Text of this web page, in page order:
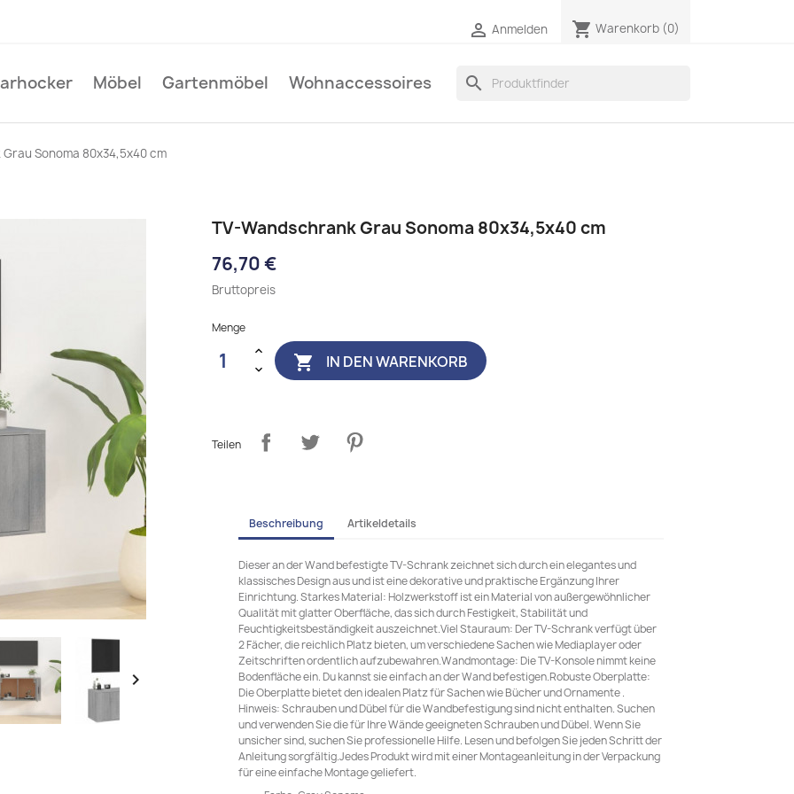
 Anmelden shopping_cart Warenkorb (0)
Möbel Gartenmöbel Wohnaccessoires search
Sonoma 80x34,5x40 cm

TV-Wandschrank Grau Sonoma 80x34,5x40 cm
76,70 €
Bruttopreis
Menge
 IN DEN WARENKORB
Teilen
Beschreibung Artikeldetails
Dieser an der Wand befestigte TV-Schrank zeichnet sich durch ein elegantes und
klassisches Design aus und ist eine dekorative und praktische Ergänzung Ihrer
Einrichtung. Starkes Material: Holzwerkstoff ist ein Material von außergewöhnlicher
Qualität mit glatter Oberfläche, das sich durch Festigkeit, Stabilität und
Feuchtigkeitsbeständigkeit auszeichnet.Viel Stauraum: Der TV-Schrank verfügt über
2 Fächer, die reichlich Platz bieten, um verschiedene Sachen wie Mediaplayer oder
Zeitschriften ordentlich aufzubewahren.Wandmontage: Die TV-Konsole nimmt keine
Bodenfläche ein. Du kannst sie einfach an der Wand befestigen.Robuste Oberplatte:
Die Oberplatte bietet den idealen Platz für Sachen wie Bücher und Ornamente .
Hinweis: Schrauben und Dübel für die Wandbefestigung sind nicht enthalten. Suchen
und verwenden Sie die für Ihre Wände geeigneten Schrauben und Dübel. Wenn Sie
unsicher sind, suchen Sie professionelle Hilfe. Lesen und befolgen Sie jeden Schritt der
Anleitung sorgfältig.Jedes Produkt wird mit einer Montageanleitung in der Verpackung
für eine einfache Montage geliefert.